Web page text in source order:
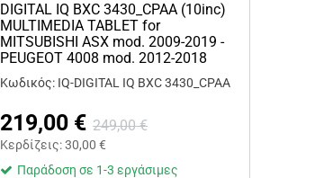
DIGITAL IQ BXC 3430_CPAA (10inc)
MULTIMEDIA TABLET for
MITSUBISHI ASX mod. 2009-2019 -
PEUGEOT 4008 mod. 2012-2018
Κωδικός: IQ-DIGITAL IQ BXC 3430_CPAA
219,00 € 249,00 €
Κερδίζεις:30,00 €
Παράδοση σε 1-3 εργάσιμες